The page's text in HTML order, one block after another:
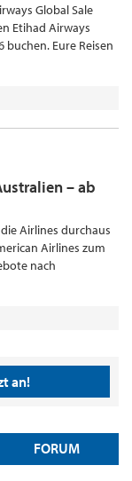
Global Sale
Etihad Airways
buchen. Eure Reisen
– ab
Airlines durchaus
Airlines zum
nach
an!
FORUM